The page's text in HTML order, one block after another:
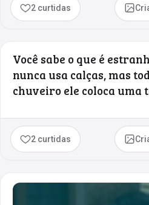
2 curtidas
Você sabe o que é
nunca usa calças, mas
chuveiro ele coloca uma
2 curtidas